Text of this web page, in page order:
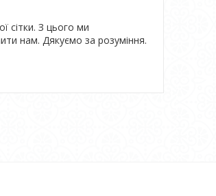
сітки. З цього ми
нам. Дякуємо за розуміння.